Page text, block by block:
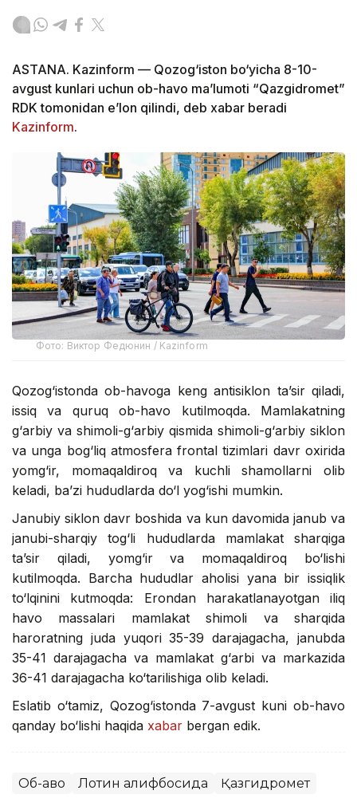
ASTANA. Kazinform — Qozog‘iston bo‘yicha 8-10-
avgust kunlari uchun ob-havo ma’lumoti “Qazgidromet”
RDK tomonidan e’lon qilindi, deb xabar beradi
Kazinform.
Фото: Виктор Федюнин / Kazinform
Qozog‘istonda ob-havoga keng antisiklon ta’sir qiladi,
issiq va quruq ob-havo kutilmoqda. Mamlakatning
g‘arbiy va shimoli-g‘arbiy qismida shimoli-g‘arbiy siklon
va unga bog‘liq atmosfera frontal tizimlari davr oxirida
yomg‘ir, momaqaldiroq va kuchli shamollarni olib
keladi, ba’zi hududlarda do‘l yog‘ishi mumkin.
Janubiy siklon davr boshida va kun davomida janub va
janubi-sharqiy tog‘li hududlarda mamlakat sharqiga
ta’sir qiladi, yomg‘ir va momaqaldiroq bo‘lishi
kutilmoqda. Barcha hududlar aholisi yana bir issiqlik
to‘lqinini kutmoqda: Erondan harakatlanayotgan iliq
havo massalari mamlakat shimoli va sharqida
haroratning juda yuqori 35-39 darajagacha, janubda
35-41 darajagacha va mamlakat g‘arbi va markazida
36-41 darajagacha ko‘tarilishiga olib keladi.
Eslatib o‘tamiz, Qozog‘istonda 7-avgust kuni ob-havo
qanday bo‘lishi haqida xabar bergan edik.
Об-ҳаво Лотин алифбосида Қазгидромет